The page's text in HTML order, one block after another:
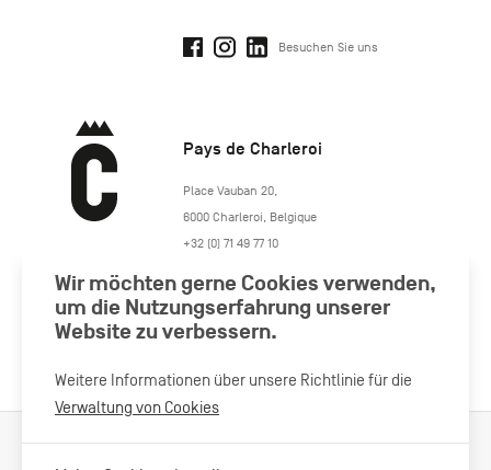
Besuchen Sie uns
Pays de Charleroi
https://www.paysdecharleroi.be/
Place Vauban 20,
6000 Charleroi Belgique
+32 (0) 71 49 77 10
Besuchen Sie uns
Wir möchten gerne Cookies verwenden,
um die Nutzungserfahrung unserer
Website zu verbessern.
Weitere Informationen über unsere Richtlinie für die
Verwaltung von Cookies